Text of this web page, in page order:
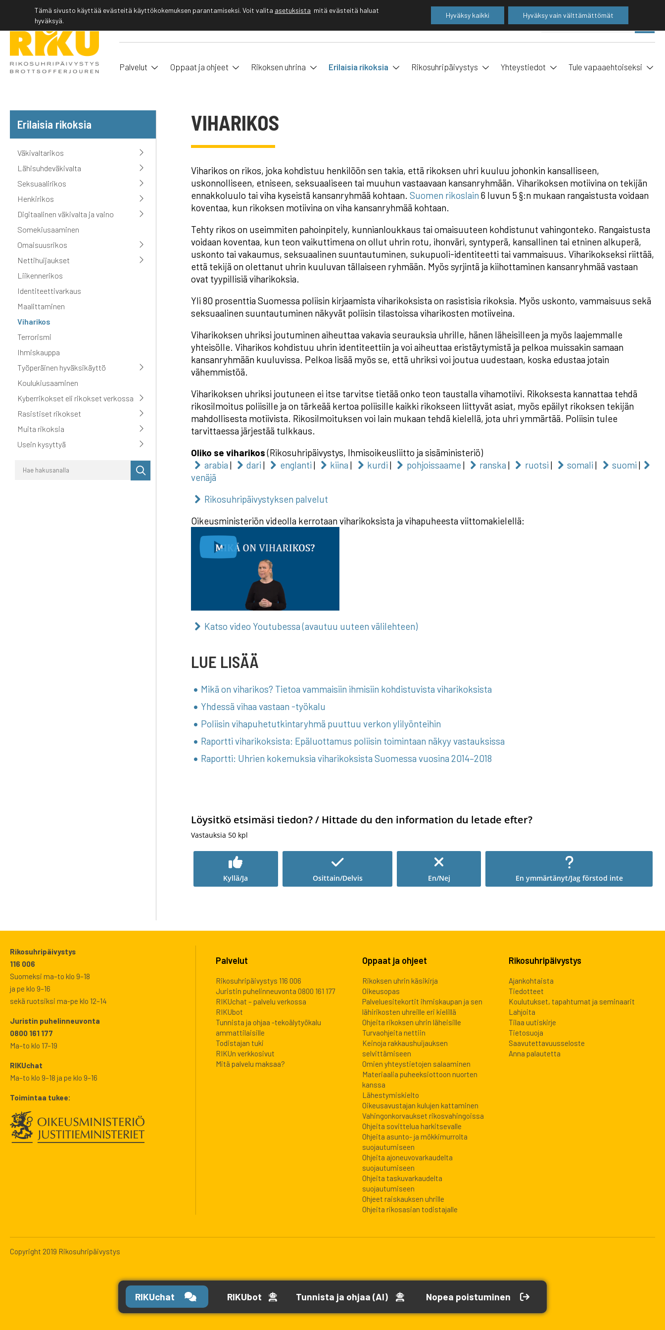
RIKUchat RIKUbot Tunnista ja ohjaa (AI) Nopea poistuminen
FI SE
Palvelut Oppaat ja ohjeet Rikoksen uhrina Erilaisia rikoksia Rikosuhripäivystys Yhteystiedot Tule vapaaehtoiseksi
Erilaisia rikoksia
Väkivaltarikos
Lähisuhdeväkivalta
Seksuaalirikos
Henkirikos
Digitaalinen väkivalta ja vaino
Somekiusaaminen
Omaisuusrikos
Nettihuijaukset
Liikennerikos
Identiteettivarkaus
Maalittaminen
Viharikos
Terrorismi
Ihmiskauppa
Työperäinen hyväksikäyttö
Koulukiusaaminen
Kyberrikokset eli rikokset verkossa
Rasistiset rikokset
Muita rikoksia
Usein kysyttyä
haku
VIHARIKOS
Viharikos on rikos, joka kohdistuu henkilöön sen takia, että rikoksen uhri kuuluu johonkin kansalliseen,
uskonnolliseen, etniseen, seksuaaliseen tai muuhun vastaavaan kansanryhmään. Viharikoksen motiivina on tekijän
ennakkoluulo tai viha kyseistä kansanryhmää kohtaan. Suomen rikoslain 6 luvun 5 §:n mukaan rangaistusta voidaan
koventaa, kun rikoksen motiivina on viha kansanryhmää kohtaan.
Tehty rikos on useimmiten pahoinpitely, kunnianloukkaus tai omaisuuteen kohdistunut vahingonteko. Rangaistusta
voidaan koventaa, kun teon vaikuttimena on ollut uhrin rotu, ihonväri, syntyperä, kansallinen tai etninen alkuperä,
uskonto tai vakaumus, seksuaalinen suuntautuminen, sukupuoli-identiteetti tai vammaisuus. Viharikokseksi riittää,
että tekijä on olettanut uhrin kuuluvan tällaiseen ryhmään. Myös syrjintä ja kiihottaminen kansanryhmää vastaan
ovat tyypillisiä viharikoksia.
Yli 80 prosenttia Suomessa poliisin kirjaamista viharikoksista on rasistisia rikoksia. Myös uskonto, vammaisuus sekä
seksuaalinen suuntautuminen näkyvät poliisin tilastoissa viharikosten motiiveina.
Viharikoksen uhriksi joutuminen aiheuttaa vakavia seurauksia uhrille, hänen läheisilleen ja myös laajemmalle
yhteisölle. Viharikos kohdistuu uhrin identiteettiin ja voi aiheuttaa eristäytymistä ja pelkoa muissakin samaan
kansanryhmään kuuluvissa. Pelkoa lisää myös se, että uhriksi voi joutua uudestaan, koska edustaa jotain
vähemmistöä.
Viharikoksen uhriksi joutuneen ei itse tarvitse tietää onko teon taustalla vihamotiivi. Rikoksesta kannattaa tehdä
rikosilmoitus poliisille ja on tärkeää kertoa poliisille kaikki rikokseen liittyvät asiat, myös epäilyt rikoksen tekijän
mahdollisesta motiivista. Rikosilmoituksen voi lain mukaan tehdä kielellä, jota uhri ymmärtää. Poliisin tulee
tarvittaessa järjestää tulkkaus.
Oliko se viharikos(Rikosuhripäivystys, Ihmisoikeusliitto ja sisäministeriö)
arabia | dari | englanti | kiina | kurdi | pohjoissaame | ranska | ruotsi | somali | suomi |
venäjä
Rikosuhripäivystyksen palvelut
Oikeusministeriön videolla kerrotaan viharikoksista ja vihapuheesta viittomakielellä:
Katso video Youtubessa (avautuu uuteen välilehteen)
LUE LISÄÄ
Mikä on viharikos? Tietoa vammaisiin ihmisiin kohdistuvista viharikoksista
Yhdessä vihaa vastaan -työkalu
Poliisin vihapuhetutkintaryhmä puuttuu verkon ylilyönteihin
Raportti viharikoksista: Epäluottamus poliisin toimintaan näkyy vastauksissa
Raportti: Uhrien kokemuksia viharikoksista Suomessa vuosina 2014–2018
Löysitkö etsimäsi tiedon? / Hittade du den information du letade efter?
Vastauksia 50 kpl
Kyllä/Ja Osittain/Delvis En/Nej En ymmärtänyt/Jag förstod inte
Rikosuhripäivystys
116 006
Suomeksi ma–to klo 9–18
ja pe klo 9–16
sekä ruotsiksi ma-pe klo 12–14
Juristin puhelinneuvonta
0800 161 177
Ma–to klo 17–19
RIKUchat
Ma–to klo 9–18 ja pe klo 9–16
Toimintaa tukee:
Palvelut
Rikosuhripäivystys 116 006
Juristin puhelinneuvonta 0800 161 177
RIKUchat – palvelu verkossa
RIKUbot
Tunnista ja ohjaa -tekoälytyökalu
ammattilaisille
Todistajan tuki
RIKUn verkkosivut
Mitä palvelu maksaa?
Oppaat ja ohjeet
Rikoksen uhrin käsikirja
Oikeusopas
Palveluesitekortit ihmiskaupan ja sen
lähirikosten uhreille eri kielillä
Ohjeita rikoksen uhrin läheisille
Turvaohjeita nettiin
Keinoja rakkaushuijauksen
selvittämiseen
Omien yhteystietojen salaaminen
Materiaalia puheeksiottoon nuorten
kanssa
Lähestymiskielto
Oikeusavustajan kulujen kattaminen
Vahingonkorvaukset rikosvahingoissa
Ohjeita sovittelua harkitsevalle
Ohjeita asunto- ja mökkimurrolta
suojautumiseen
Ohjeita ajoneuvovarkaudelta
suojautumiseen
Ohjeita taskuvarkaudelta
suojautumiseen
Ohjeet raiskauksen uhrille
Ohjeita rikosasian todistajalle
Rikosuhripäivystys
Ajankohtaista
Tiedotteet
Koulutukset, tapahtumat ja seminaarit
Lahjoita
Tilaa uutiskirje
Tietosuoja
Saavutettavuusseloste
Anna palautetta
Copyright 2019 Rikosuhripäivystys
Tämä sivusto käyttää evästeitä käyttökokemuksen parantamiseksi. Voit valita asetuksista mitä evästeitä haluat
hyväksyä.
Hyväksy kaikki Hyväksy vain välttämättömät